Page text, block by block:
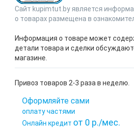
Сайт kupimtut.by является
о товарах размещена в
Информация о товаре может
детали товара и сделки
магазине.
Привоз товаров 2-3 раза в неделю.
Оформляйте сами
оплату частями
Онлайн кредит от 0 р./мес.